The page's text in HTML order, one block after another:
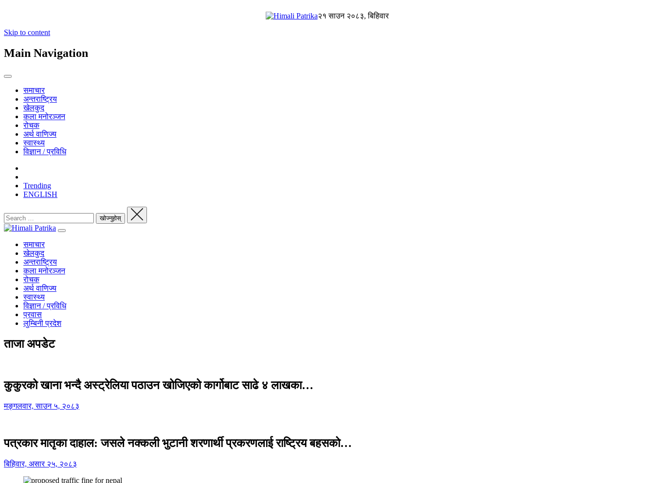
२१ साउन २०८३, बिहिवार
Skip to content
Main Navigation
समाचार
अन्तराष्ट्रिय
खेलकुद
कला मनोरञ्जन
रोचक
अर्थ वाणिज्य
स्वास्थ्य
विज्ञान / प्रविधि
Trending
ENGLISH
समाचार
खेलकुद
अन्तराष्ट्रिय
कला मनोरञ्जन
रोचक
अर्थ वाणिज्य
स्वास्थ्य
विज्ञान / प्रविधि
प्रवास
लुम्बिनी प्रदेश
ताजा अपडेट
कुकुरको खाना भन्दै अस्ट्रेलिया पठाउन खोजिएको कार्गोबाट साढे ४ लाखका…
मङ्गलवार, साउन ५, २०८३
पत्रकार मातृका दाहाल: जसले नक्कली भुटानी शरणार्थी प्रकरणलाई राष्ट्रिय बहसको…
बिहिवार, असार २५, २०८३